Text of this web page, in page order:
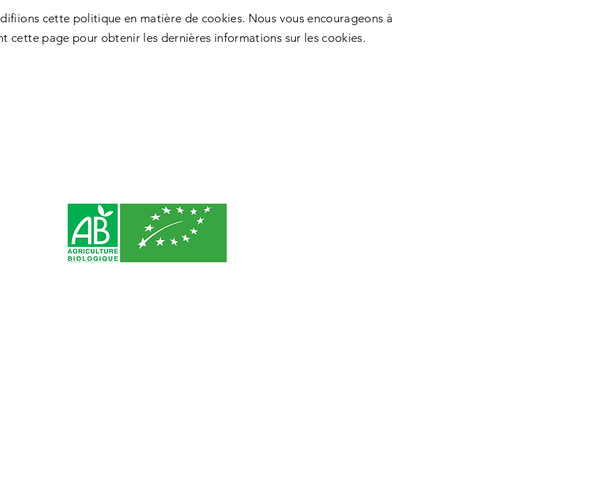
cette politique en matière de cookies. Nous vous encourageons à
cette page pour obtenir les dernières informations sur les cookies.